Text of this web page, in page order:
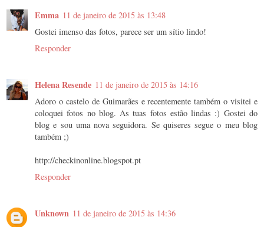
Emma 11 de janeiro de 2015 às 13:48
Gostei imenso das fotos, parece ser um sítio lindo!
Responder
Helena Resende 11 de janeiro de 2015 às 14:16
Adoro o castelo de Guimarães e recentemente também o visitei e
coloquei fotos no blog. As tuas fotos estão lindas :) Gostei do
blog e sou uma nova seguidora. Se quiseres segue o meu blog
também ;)
http://checkinonline.blogspot.pt
Responder
Unknown 11 de janeiro de 2015 às 14:36